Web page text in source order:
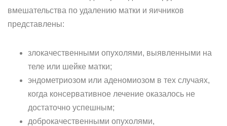
вмешательства по удалению матки и яичников
представлены:
злокачественными опухолями, выявленными на
теле или шейке матки;
эндометриозом или аденомиозом в тех случаях,
когда консервативное лечение оказалось не
достаточно успешным;
доброкачественными опухолями,